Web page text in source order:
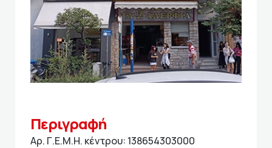
Περιγραφή
Αρ. Γ.Ε.Μ.Η. κέντρου: 138654303000